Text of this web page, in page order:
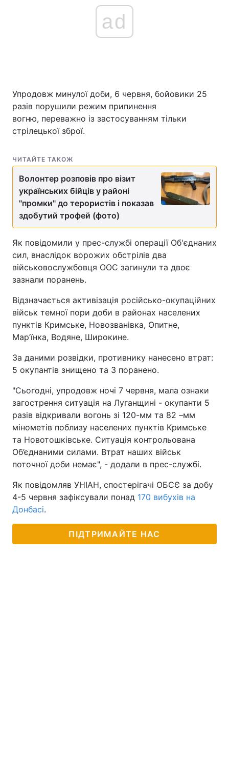
ad
Упродовж минулої доби, 6 червня, бойовики 25
разів порушили режим припинення
вогню, переважно із застосуванням тільки
стрілецької зброї.
ЧИТАЙТЕ ТАКОЖ
Волонтер розповів про візит
українських бійців у районі
"промки" до терористів і показав
здобутий трофей (фото)
Як повідомили у прес-службі операції Об'єднаних
сил, внаслідок ворожих обстрілів два
військовослужбовця ООС загинули та двоє
зазнали поранень.
Відзначається активізація російсько-окупаційних
військ темної пори доби в районах населених
пунктів Кримське, Новозванівка, Опитне,
Мар’їнка, Водяне, Широкине.
За даними розвідки, противнику нанесено втрат:
5 окупантів знищено та 3 поранено.
"Сьогодні, упродовж ночі 7 червня, мала ознаки
загострення ситуація на Луганщині - окупанти 5
разів відкривали вогонь зі 120-мм та 82 –мм
мінометів поблизу населених пунктів Кримське
та Новотошківське. Ситуація контрольована
Об’єднаними силами. Втрат наших військ
поточної доби немає", - додали в прес-службі.
Як повідомляв УНІАН, спостерігачі ОБСЄ за добу
4-5 червня зафіксували понад 170 вибухів на
Донбасі.
ПІДТРИМАЙТЕ НАС